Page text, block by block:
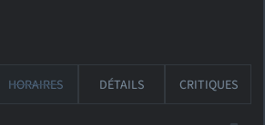
HORAIRES DÉTAILS CRITIQUES